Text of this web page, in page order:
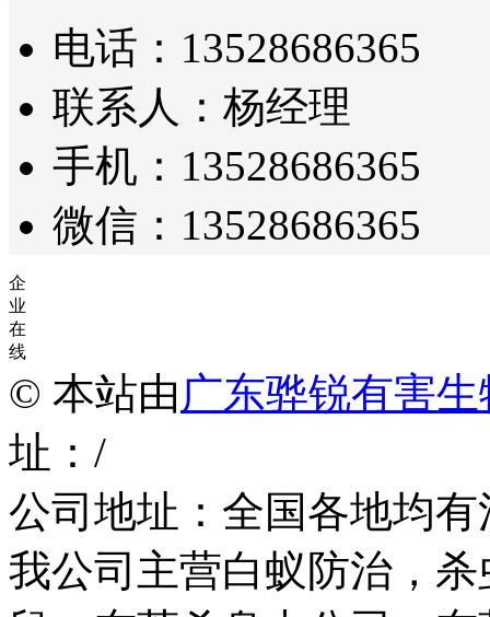
电话：13528686365
联系人：杨经理
手机：13528686365
微信：13528686365
企
业
在
线
© 本站由 广东骅锐有害
址：/
公司地址：全国各地均
我公司主营白蚁防治，